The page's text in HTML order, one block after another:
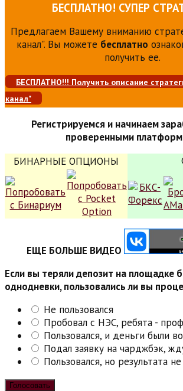
БЕСПЛАТНО! СУПЕР
Предлагаем Вашему вниманию
канал". Вы можете бесплатно
получить ее.
БЕСПЛАТНО!!! Получить описание
канал"
Регистрируемся и начинаем
проверенными
БИНАРНЫЕ ОПЦИОНЫ
ЕЩЕ БОЛЬШЕ ВИДЕО
Если вы теряли депозит на площадке
однодневки, пользовались ли вы
Не пользовался
Пробовал с НЭС, ребята -
Пользовался, и деньги были
Подал заявку на чарджбэк,
Пользовался, но результата